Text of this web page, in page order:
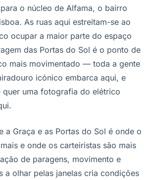
o núcleo de Alfama, o bairro
As ruas aqui estreitam-se ao
ocupar a maior parte do espaço
das Portas do Sol é o ponto de
mais movimentado — toda a gente
icónico embarca aqui, e
quer uma fotografia do elétrico
a Graça e as Portas do Sol é onde o
e onde os carteiristas são mais
de paragens, movimento e
a olhar pelas janelas cria condições